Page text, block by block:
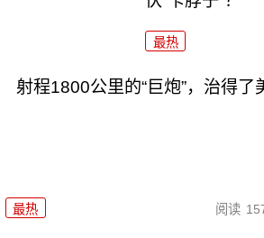
最热
射程1800公里的“巨炮”，治得了
最热 阅读